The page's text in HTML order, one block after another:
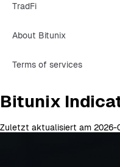
TradFi
About Bitunix
Terms of services
Bitunix
Zuletzt aktualisiert am 2026-